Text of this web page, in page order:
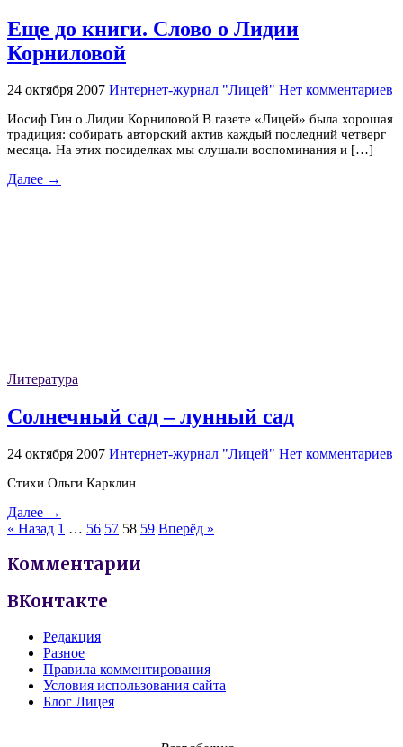
Еще до книги. Слово о Лидии
Корниловой
24 октября 2007 Интернет-журнал "Лицей" Нет комментариев
Иосиф Гин о Лидии Корниловой В газете «Лицей» была хорошая
традиция: собирать авторский актив каждый последний четверг
месяца. На этих посиделках мы слушали воспоминания и […]
Далее →
Литература
Солнечный сад – лунный сад
24 октября 2007 Интернет-журнал "Лицей" Нет комментариев
Стихи Ольги Карклин
Далее →
« Назад 1 … 56 57 58 59 Вперёд »
Комментарии
ВКонтакте
Редакция
Разное
Правила комментирования
Условия использования сайта
Блог Лицея